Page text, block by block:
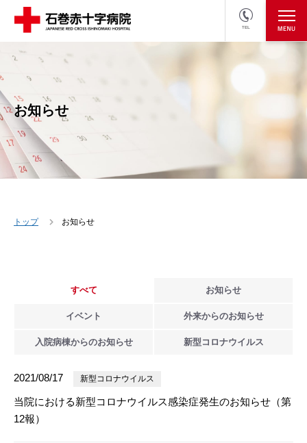
TEL
医療関係者の方
お知らせ
トップ お知らせ
すべて お知らせ
イベント 外来からのお知らせ
入院病棟からのお知らせ 新型 コロナウイルス
2021/08/17 新型コロナウイルス
当院における新型コロナウイルス感染症発生のお知らせ（第
12報）